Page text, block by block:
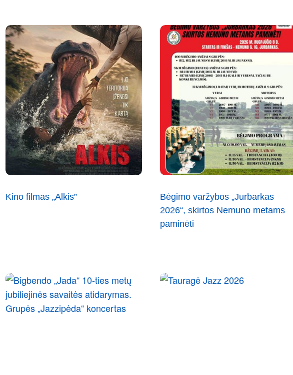
Kino filmas „Alkis”
Bėgimo varžybos „Jurbarkas
2026“, skirtos Nemuno metams
paminėti